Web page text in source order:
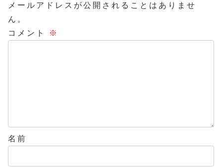
メールアドレスが公開されることはありませ
ん。
コメント
※
名前